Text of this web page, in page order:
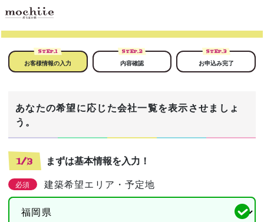
STEP.1
お客様情報の入力
STEP.2
内容確認
STEP.3
お申込み完了
あなたの希望に応じた会社一覧を表示させましょ
う。
1/3 まずは基本情報を入力！
必須 建築希望エリア・予定地